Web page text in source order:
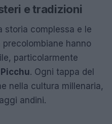
e tradizioni
storia complessa e le
hanno
particolarmente
. Ogni tappa del
nella cultura millenaria,
andini.